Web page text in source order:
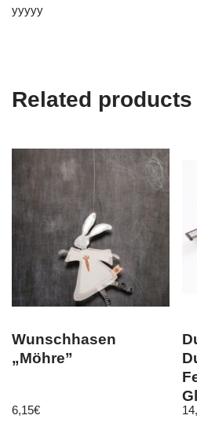
yyyyy
Related products
Wunschhasen
„Möhre”
6,15€